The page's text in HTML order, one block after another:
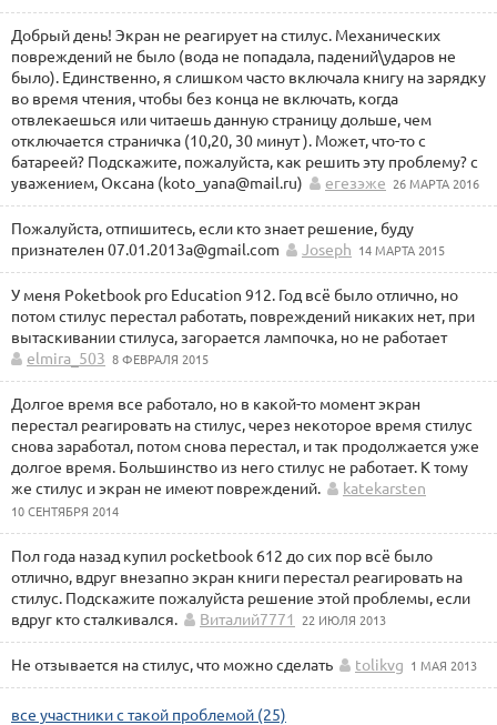
Добрый день! Экран не реагирует на стилус. Механических
повреждений не было (вода не попадала, падений\ударов не
было). Единственно, я слишком часто включала книгу на зарядку
во время чтения, чтобы без конца не включать, когда
отвлекаешься или читаешь данную страницу дольше, чем
отключается страничка (10,20, 30 минут ). Может, что-то с
батареей? Подскажите, пожалуйста, как решить эту проблему? с
уважением, Оксана (koto_yana@mail.ru)
егезэже 26 МАРТА 2016
Пожалуйста, отпишитесь, если кто знает решение, буду
признателен 07.01.2013a@gmail.com
Joseph 14 МАРТА 2015
У меня Poketbook pro Education 912. Год всё было отлично, но
потом стилус перестал работать, повреждений никаких нет, при
вытаскивании стилуса, загорается лампочка, но не работает
elmira_503 8 ФЕВРАЛЯ 2015
Долгое время все работало, но в какой-то момент экран
перестал реагировать на стилус, через некоторое время стилус
снова заработал, потом снова перестал, и так продолжается уже
долгое время. Большинство из него стилус не работает. К тому
же стилус и экран не имеют повреждений.
katekarsten
10 СЕНТЯБРЯ 2014
Пол года назад купил pocketbook 612 до сих пор всё было
отлично, вдруг внезапно экран книги перестал реагировать на
стилус. Подскажите пожалуйста решение этой проблемы, если
вдруг кто сталкивался.
Виталий7771 22 ИЮЛЯ 2013
Не отзывается на стилус, что можно сделать tolikvg 1 МАЯ 2013
все участники с такой проблемой (25)